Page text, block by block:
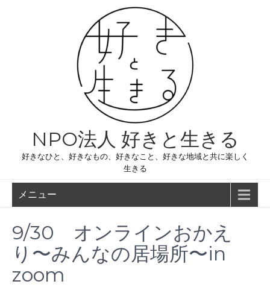
NPO法人 好きと生きる
好きなひと、好きなもの、好きなこと、好きな地域と共に楽しく
生きる
メニュー
9/30 オンラインおかえ
り〜みんなの居場所〜in
zoom